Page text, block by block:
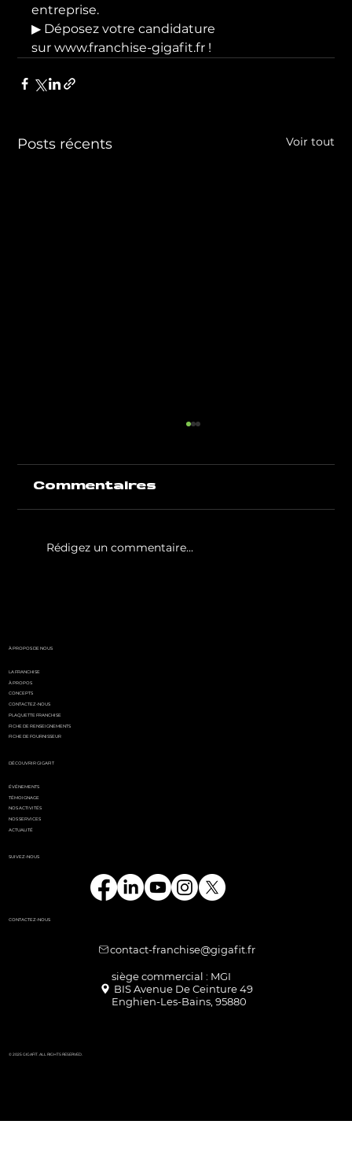
entreprise.
▶ Déposez votre candidature
sur www.franchise-gigafit.fr !
Posts récents Voir tout
Commentaires
Rédigez un commentaire...
DÉCOUVRIR GIGAFIT
ÉVÉNEMENTS
TÉMOIGNAGE
NOS ACTIVITÉS
NOS SERVICES
ACTUALITÉ
CONTACTEZ-NOUS
contact-franchise@gigafit.fr
Enghien-Les-Bains, 95880
À PROPOS DE NOUS
LA FRANCHISE
À PROPOS
CONCEPTS
CONTACTEZ-NOUS
PLAQUETTE FRANCHISE
FICHE DE RENSEIGNEMENTS
FICHE DE FOURNISSEUR
SUIVEZ-NOUS
© 2025 GIGAFIT. ALL RIGHTS RESERVED.